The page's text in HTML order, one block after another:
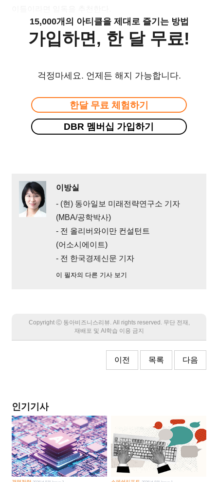
15,000개의 아티클을 제대로 즐기는 방법
가입하면, 한 달 무료!
걱정마세요. 언제든 해지 가능합니다.
한달 무료 체험하기
DBR 멤버십 가입하기
이방실
- (현) 동아일보 미래전략연구소 기자
(MBA/공학박사)
- 전 올리버와이만 컨설턴트
(어소시에이트)
- 전 한국경제신문 기자
이 필자의 다른 기사 보기
Copyright Ⓒ 동아비즈니스리뷰. All rights reserved. 무단 전재,
재배포 및 AI학습 이용 금지
이전 목록 다음
인기기사